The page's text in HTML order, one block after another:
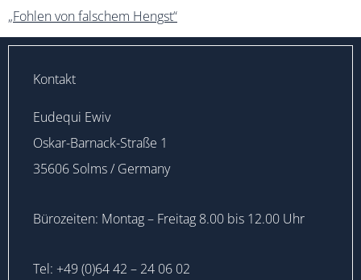
„Fohlen von falschem Hengst“
Kontakt
Eudequi Ewiv
Oskar-Barnack-Straße 1
35606 Solms / Germany
Bürozeiten: Montag – Freitag 8.00 bis 12.00 Uhr
Tel: +49 (0)64 42 – 24 06 02